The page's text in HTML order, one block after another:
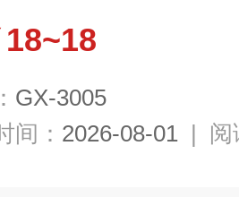
18~18
GX-3005
间： 2026-08-01 | 阅